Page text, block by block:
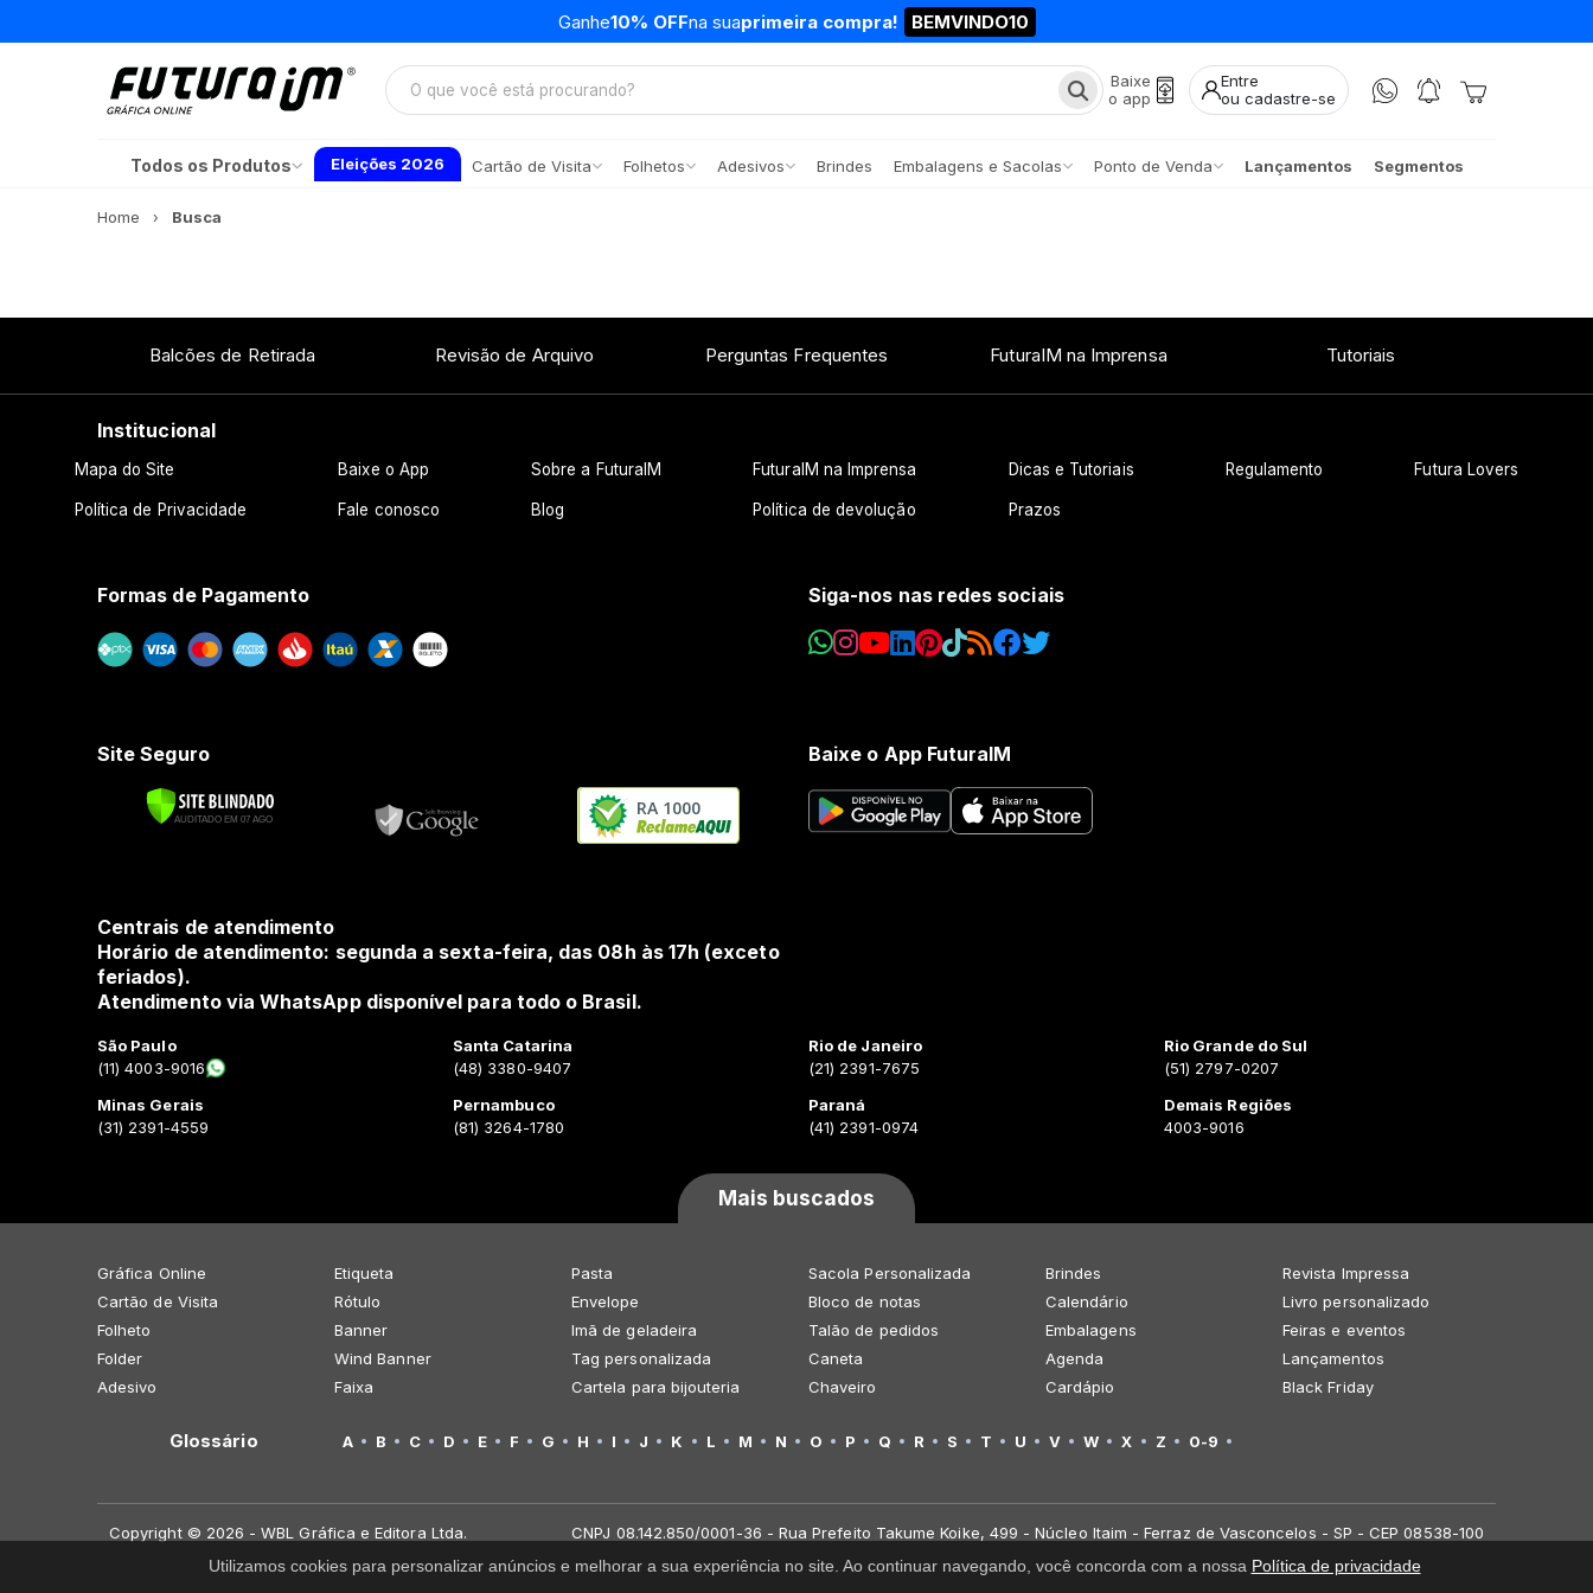
Ganhe10% OFFna suaprimeira compra! BEMVINDO10
Baixe
o app
Entre
ou cadastre-se
Todos os Produtos Eleições 2026 Cartão de Visita Folhetos Adesivos Brindes Embalagens e Sacolas Ponto de Venda Lançamentos Segmentos
Home Busca
Balcões de Retirada Revisão de Arquivo Perguntas Frequentes FuturaIM na Imprensa Tutoriais
Institucional
Mapa do Site Baixe o App Sobre a FuturaIM FuturaIM na Imprensa Dicas e Tutoriais Regulamento Futura Lovers
Política de Privacidade Fale conosco Blog Política de devolução Prazos
Formas de Pagamento Siga-nos nas redes sociais
Site Seguro
RA 1000
Baixe o App FuturaIM
Centrais de atendimento
Horário de atendimento: segunda a sexta-feira, das 08h às 17h (exceto
feriados).
Atendimento via WhatsApp disponível para todo o Brasil.
São Paulo
(11) 4003-9016
Minas Gerais
(31) 2391-4559
Santa Catarina
(48) 3380-9407
Pernambuco
(81) 3264-1780
Rio de Janeiro
(21) 2391-7675
Paraná
(41) 2391-0974
Rio Grande do Sul
(51) 2797-0207
Demais Regiões
4003-9016
Mais buscados
Gráfica Online
Cartão de Visita
Folheto
Folder
Adesivo
Etiqueta
Rótulo
Banner
Wind Banner
Faixa
Pasta
Envelope
Imã de geladeira
Tag personalizada
Cartela para bijouteria
Sacola Personalizada
Bloco de notas
Talão de pedidos
Caneta
Chaveiro
Brindes
Calendário
Embalagens
Agenda
Cardápio
Revista Impressa
Livro personalizado
Feiras e eventos
Lançamentos
Black Friday
Glossário A B C D E F G H I J K L M N O P Q R S T U V W X Z 0-9
Copyright © 2026 - WBL Gráfica e Editora Ltda.
CNPJ 08.142.850/0001-36 - Rua Prefeito Takume Koike, 499 - Núcleo Itaim - Ferraz de Vasconcelos - SP - CEP 08538-100
Utilizamos cookies para personalizar anúncios e melhorar a sua experiência no site. Ao continuar navegando, você concorda com a nossa Política de privacidade